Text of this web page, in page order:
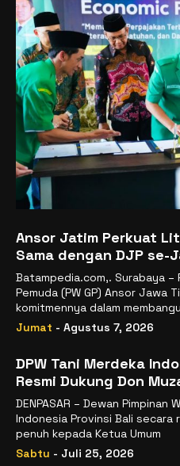
Ansor Jatim Perkuat
Sama dengan DJP se-
Batampedia.com,. Surabaya –
Pemuda (PW GP) Ansor Jawa
komitmennya dalam
Jumat - Agustus 7, 2026
DPW Tani Merdeka
Resmi Dukung Don
Wakil Menteri
DENPASAR – Dewan Pimpinan
Indonesia Provinsi Bali secara
penuh kepada Ketua Umum
Sabtu - Juli 25, 2026